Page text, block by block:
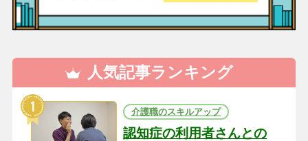
人気記事ランキング
介護職のスキルアップ
認知症の利用者さんとの